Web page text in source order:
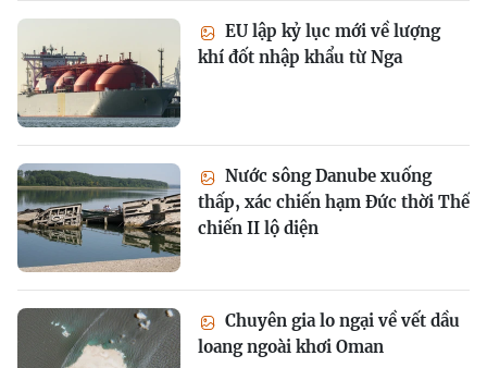
EU lập kỷ lục mới về lượng
khí đốt nhập khẩu từ Nga
Nước sông Danube xuống
thấp, xác chiến hạm Đức thời Thế
chiến II lộ diện
Chuyên gia lo ngại về vết dầu
loang ngoài khơi Oman